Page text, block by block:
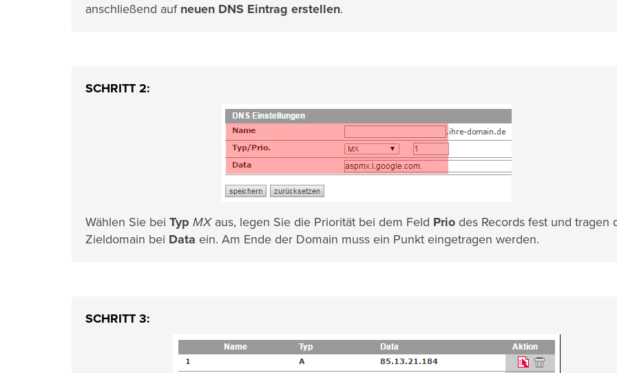
anschließend auf neuen DNS Eintrag erstellen.
SCHRITT 2:
Wählen Sie bei Typ MXaus, legen Sie die Priorität bei dem Feld Prio des Records fest und tragen
Zieldomain bei Data ein. Am Ende der Domain muss ein Punkt eingetragen werden.
SCHRITT 3: